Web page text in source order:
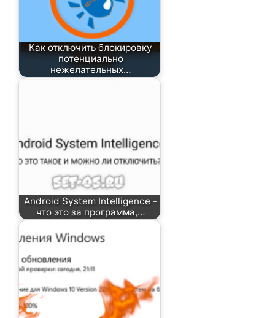
Как отключить блокировку
потенциально
нежелательных…
Android System Intelligence -
что это за программа,…